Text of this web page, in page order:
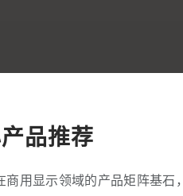
品推荐
用显示领域的产品矩阵基石